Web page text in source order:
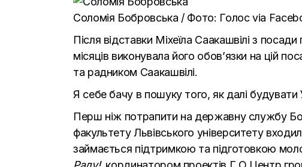
Соломія Бобровська / Фото: Голос via
Після відставки Міхеїла Саакашвілі з
місяців виконувала його обов’язки на цій
та радником Саакашвілі.
Я себе бачу в пошуку того, як далі будувати
Перш ніж потрапити на державну службу
факультету Львівського університету
займається підтримкою та підготовкою